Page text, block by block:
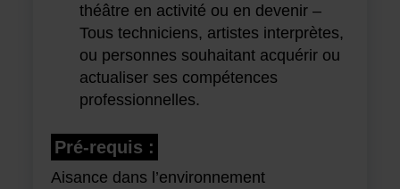
théâtre en activité ou en devenir –
Tous techniciens, artistes interprètes,
ou personnes souhaitant acquérir ou
actualiser ses compétences
professionnelles.
Pré-requis :
Aisance dans l’environnement